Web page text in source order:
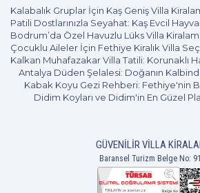
14 Kişi
Kalabalık Gruplar İçin Kaş Geniş Villa
Patili Dostlarınızla Seyahat: Kaş Evcil
Bodrum’da Özel Havuzlu Lüks Villa
Çocuklu Aileler İçin Fethiye Kiralık Villa
Kalkan Muhafazakar Villa Tatili:
Antalya Düden Şelalesi: Doğanın
Kabak Koyu Gezi Rehberi: Fethiye'nin
Didim Koyları ve Didim'in En Güzel
GÜVENILIR VILLA
Baransel Turizm Belge No: